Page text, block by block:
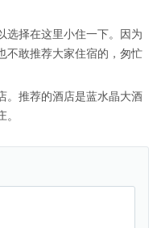
选择在这里小住一下。因为
不敢推荐大家住宿的，匆忙
。推荐的酒店是蓝水晶大酒